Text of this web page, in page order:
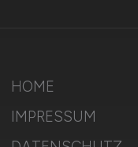
HOME
IMPRESSUM